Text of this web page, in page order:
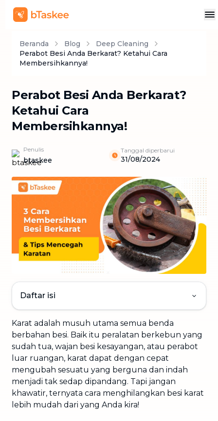
Beranda Blog
Deep Cleaning
Perabot Besi Anda Berkarat? Ketahui Cara
Membersihkannya!
Perabot Besi Anda Berkarat?
Ketahui Cara
Membersihkannya!
Penulis
btaskee
Tanggal diperbarui
31/08/2024
Daftar isi
Karat adalah musuh utama semua benda
berbahan besi. Baik itu peralatan berkebun yang
sudah tua, wajan besi kesayangan, atau perabot
luar ruangan, karat dapat dengan cepat
mengubah sesuatu yang berguna dan indah
menjadi tak sedap dipandang. Tapi jangan
khawatir, ternyata cara menghilangkan besi karat
lebih mudah dari yang Anda kira!